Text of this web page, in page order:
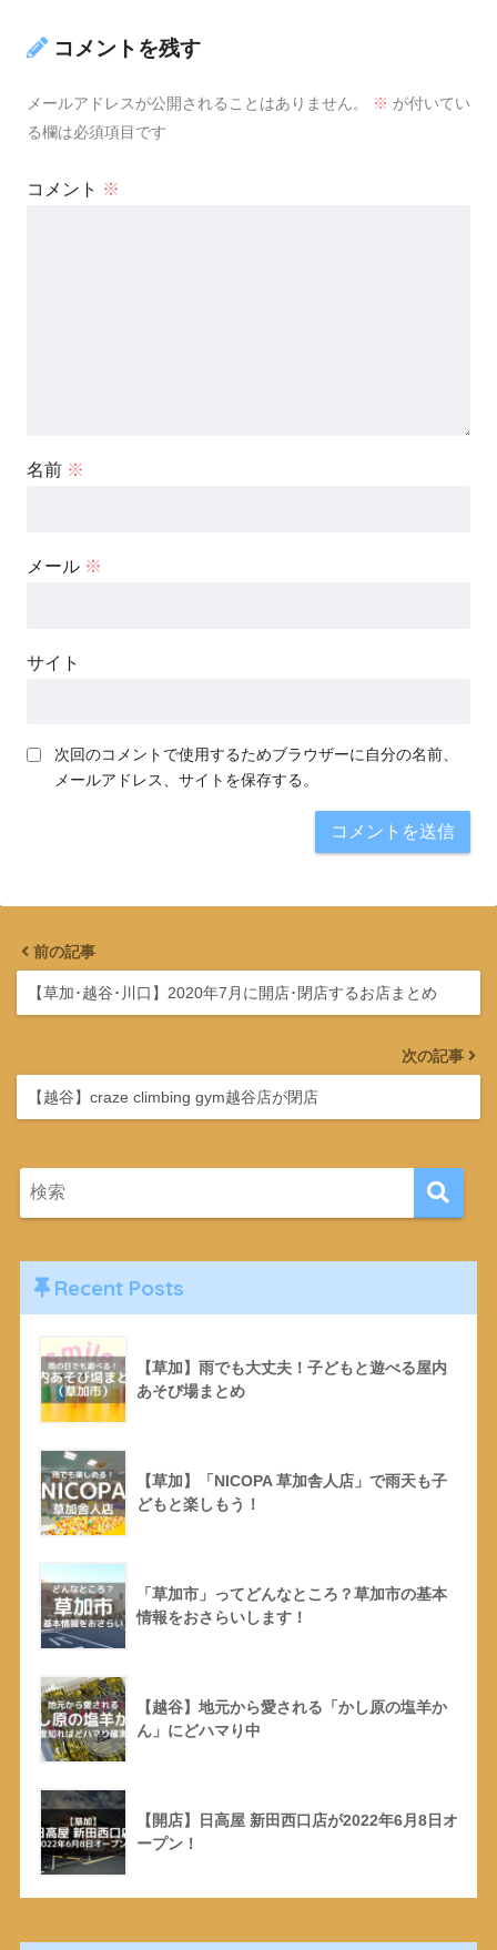
コメントを残す
メールアドレスが公開されることはありません。 ※ が付いてい
る欄は必須項目です
コメント ※
名前 ※
メール ※
サイト
次回のコメントで使用するためブラウザーに自分の名前、
メールアドレス、サイトを保存する。
前の記事
【草加･越谷･川口】2020年7月に開店･閉店するお店まとめ
次の記事
【越谷】craze climbing gym越谷店が閉店
Recent Posts
【草加】雨でも大丈夫！子どもと遊べる屋内
あそび場まとめ
【草加】「NICOPA 草加舎人店」で雨天も子
どもと楽しもう！
「草加市」ってどんなところ？草加市の基本
情報をおさらいします！
【越谷】地元から愛される「かし原の塩羊か
ん」にどハマり中
【開店】日高屋 新田西口店が2022年6月8日オ
ープン！